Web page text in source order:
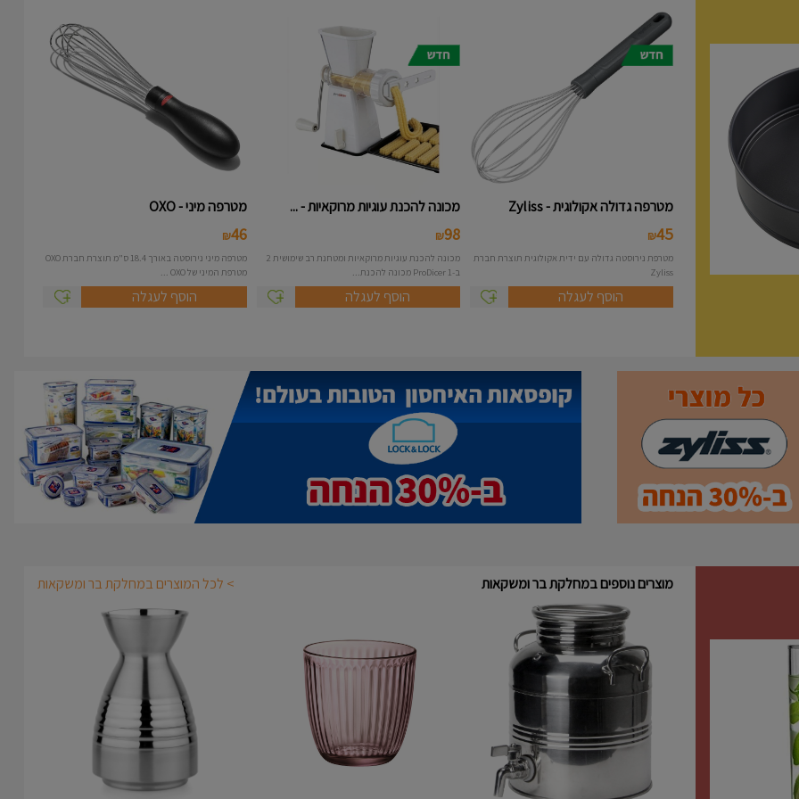
מטרפה גדולה אקולוגית - Zyliss
45
₪
מטרפת נירוסטה גדולה עם ידית אקולוגית תוצרת חברת
Zyliss
הוסף לעגלה
מכונה להכנת עוגיות מרוקאיות - ...
98
₪
מכונה להכנת עוגיות מרוקאיות ומטחנת רב שימושית 2
ב-1 ProDicer מכונה להכנת...
הוסף לעגלה
מטרפה מיני - OXO
46
₪
מטרפה מיני נירוסטה באורך 18.4 ס"מ תוצרת חברת OXO
מטרפת המיני של OXO ...
הוסף לעגלה
מוצרים נוספים במחלקת בר ומשקאות > לכל המוצרים במחלקת בר ומשקאות